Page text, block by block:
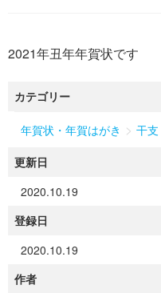
2021年丑年年賀状です
カテゴリー
年賀状・年賀はがき > 干支
更新日
2020.10.19
登録日
2020.10.19
作者